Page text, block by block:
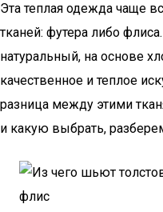
Эта теплая одежда чаще
тканей: футера либо
натуральный, на основе
качественное и теплое
разница между этими
и какую выбрать,